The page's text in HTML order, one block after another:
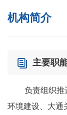
机构简介
主要职
负责组织推
环境建设、大通